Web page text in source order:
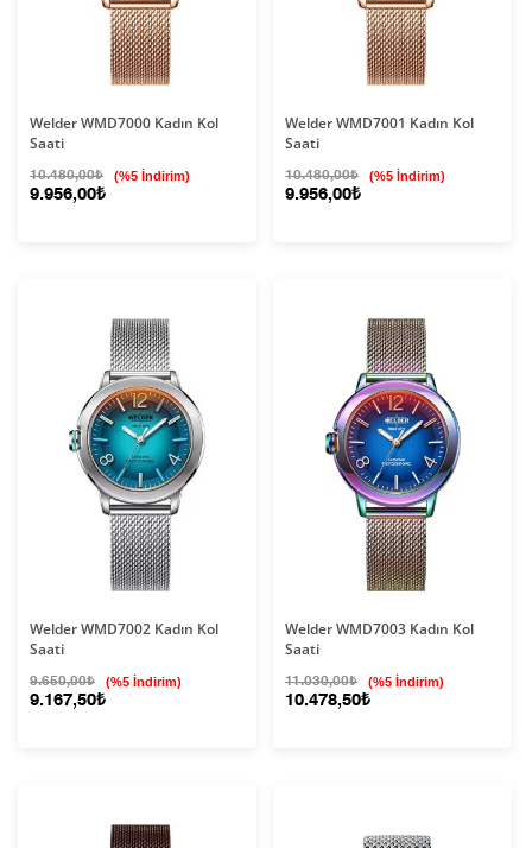
Welder WMD7000 Kadın Kol
Saati
10.480,00₺ (%5 İndirim)
9.956,00₺
Welder WMD7001 Kadın Kol
Saati
10.480,00₺ (%5 İndirim)
9.956,00₺
Welder WMD7002 Kadın Kol
Saati
9.650,00₺ (%5 İndirim)
9.167,50₺
Welder WMD7003 Kadın Kol
Saati
11.030,00₺ (%5 İndirim)
10.478,50₺